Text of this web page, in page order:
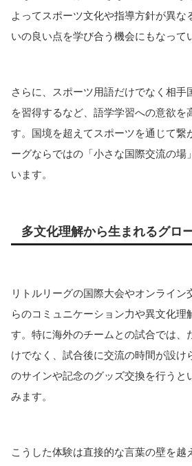
よってスポーツ文化や指導方針が異な
いの良い点を学び合う機会にもなって
さらに、スポーツ用語だけでなく相手
を習得するなど、語学学習への意欲を
す。国境を超えてスポーツを通じて繋
ーグならではの「小さな国際交流の場
います。
多文化理解から生まれるグロ
リトルリーグの国際大会やオンライン
らのコミュニケーション力や異文化理
す。特に海外のチームとの試合では、
けでなく、試合後に交流の時間が設け
のサインや記念のグッズ交換を行うと
みます。
こうした体験は直接的な言葉の壁を越